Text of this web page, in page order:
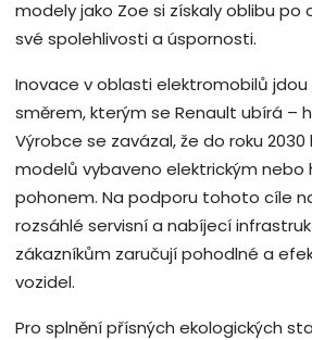
modely jako Zoe si získaly oblibu po
své spolehlivosti a úspornosti.
Inovace v oblasti elektromobilů jdou
směrem, kterým se Renault ubírá –
Výrobce se zavázal, že do roku 2030
modelů vybaveno elektrickým nebo
pohonem. Na podporu tohoto cíle
rozsáhlé servisní a nabíjecí
zákazníkům zaručují pohodlné a
vozidel.
Pro splnění přísných ekologických